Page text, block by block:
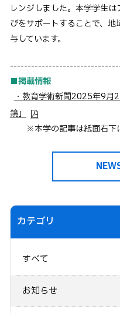
イベント
レンジしました。本学学生
びをサポートすることで、
与しています。
■掲載情報
・教育学術新聞2025年9月
鏡」
※本学の記事は紙面右下
カテゴリ
すべて
お知らせ